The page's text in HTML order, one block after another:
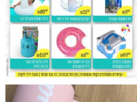
מטף לגילוי מין העובר חזר למלא